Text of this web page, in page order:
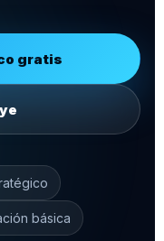
gratis
básica